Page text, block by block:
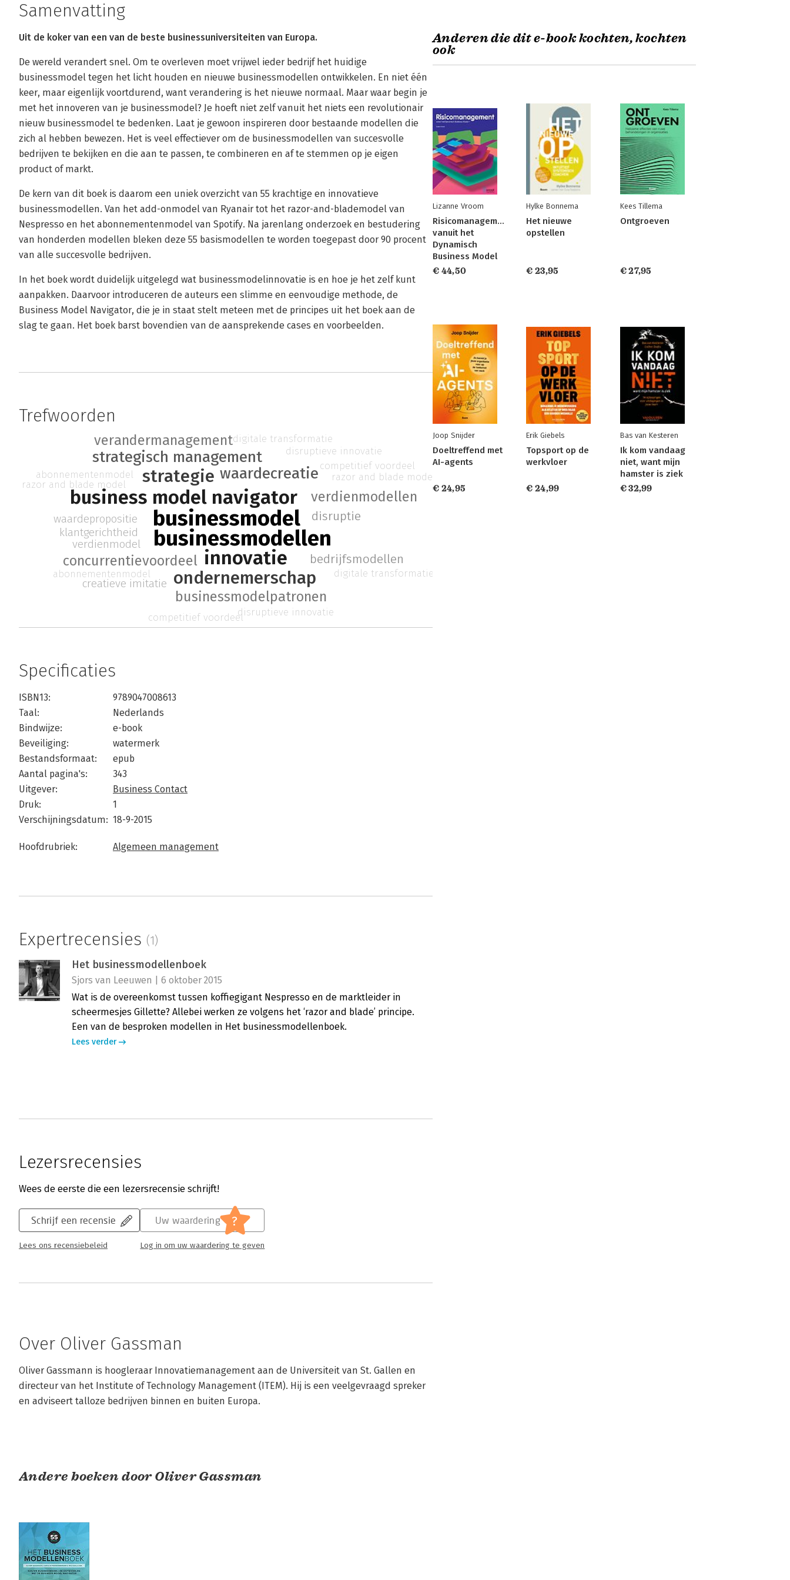
Samenvatting
Uit de koker van een van de beste businessuniversiteiten van Europa.
De wereld verandert snel. Om te overleven moet vrijwel ieder bedrijf het huidige
businessmodel tegen het licht houden en nieuwe businessmodellen ontwikkelen. En niet één
keer, maar eigenlijk voortdurend, want verandering is het nieuwe normaal. Maar waar begin je
met het innoveren van je businessmodel? Je hoeft niet zelf vanuit het niets een revolutionair
nieuw businessmodel te bedenken. Laat je gewoon inspireren door bestaande modellen die
zich al hebben bewezen. Het is veel effectiever om de businessmodellen van succesvolle
bedrijven te bekijken en die aan te passen, te combineren en af te stemmen op je eigen
product of markt.
De kern van dit boek is daarom een uniek overzicht van 55 krachtige en innovatieve
businessmodellen. Van het add-onmodel van Ryanair tot het razor-and-blademodel van
Nespresso en het abonnementenmodel van Spotify. Na jarenlang onderzoek en bestudering
van honderden modellen bleken deze 55 basismodellen te worden toegepast door 90 procent
van alle succesvolle bedrijven.
In het boek wordt duidelijk uitgelegd wat businessmodelinnovatie is en hoe je het zelf kunt
aanpakken. Daarvoor introduceren de auteurs een slimme en eenvoudige methode, de
Business Model Navigator, die je in staat stelt meteen met de principes uit het boek aan de
slag te gaan. Het boek barst bovendien van de aansprekende cases en voorbeelden.
Trefwoorden
businessmodel
businessmodellen
business model navigator
innovatie
strategie
ondernemerschap
waardecreatie
strategisch management
concurrentievoordeel
verdienmodellen
businessmodelpatronen
verandermanagement
disruptie
bedrijfsmodellen
verdienmodel
klantgerichtheid
waardepropositie
creatieve imitatie
abonnementenmodel
razor and blade model
digitale transformatie
disruptieve innovatie
competitief voordeel
abonnementenmodel razor and blade model
digitale transformatie
disruptieve innovatie
competitief voordeel
Specificaties
ISBN13:
9789047008613
Taal:
Nederlands
Bindwijze:
e-book
Beveiliging:
watermerk
Bestandsformaat:
epub
Aantal pagina's:
343
Uitgever:
Business Contact
Druk:
1
Verschijningsdatum: 18-9-2015
Hoofdrubriek: Algemeen management
Expertrecensies (1)
Het businessmodellenboek
Sjors van Leeuwen | 6 oktober 2015
Wat is de overeenkomst tussen koffiegigant Nespresso en de marktleider in
scheermesjes Gillette? Allebei werken ze volgens het ‘razor and blade’ principe.
Een van de besproken modellen in Het businessmodellenboek.
Lees verder
Lezersrecensies
Wees de eerste die een lezersrecensie schrijft!
Schrijf een recensie
Lees ons recensiebeleid
Uw waardering ?
Log in om uw waardering te geven
Over Oliver Gassman
Oliver Gassmann is hoogleraar Innovatiemanagement aan de Universiteit van St. Gallen en
directeur van het Institute of Technology Management (ITEM). Hij is een veelgevraagd spreker
en adviseert talloze bedrijven binnen en buiten Europa.
Andere boeken door Oliver Gassman
Anderen die dit e-book kochten, kochten
ook
Lizanne Vroom
Risicomanagement
vanuit het
Dynamisch
Business Model
€ 44,50
Hylke Bonnema
Het nieuwe
opstellen
€ 23,95
Kees Tillema
Ontgroeven
€ 27,95
Joop Snijder
Doeltreffend met
AI-agents
€ 24,95
Erik Giebels
Topsport op de
werkvloer
€ 24,99
Bas van Kesteren
Ik kom vandaag
niet, want mijn
hamster is ziek
€ 32,99